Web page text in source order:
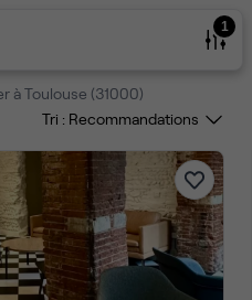
1
à Toulouse (31000)
Tri :